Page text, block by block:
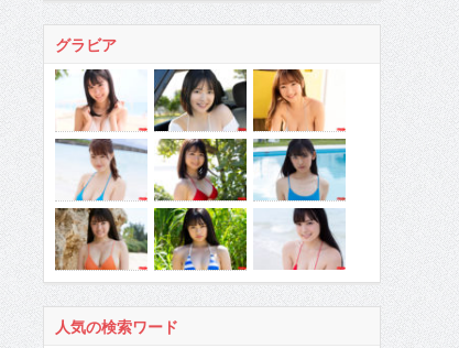
グラビア
人気の検索ワード